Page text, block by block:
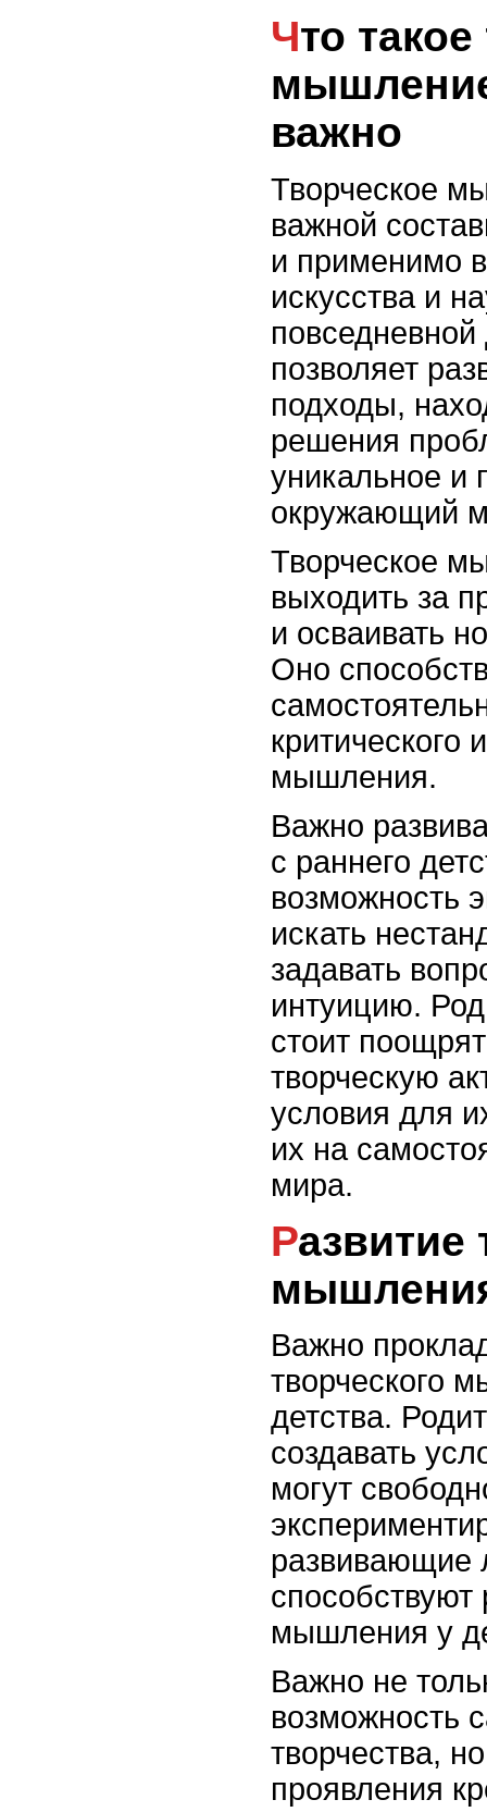
Что такое творческое
важно
Творческое
важной
и применимо
искусства и
позволяет
подходы,
решения
уникальное и
окружающий
Творческое
выходить за
и осваивать
Оно
критического
мышления.
Важно
с раннего
возможность
искать
задавать
интуицию.
стоит
творческую
условия для
их на
мира.
Развитие творческого
Важно
творческого
детства.
создавать
могут
развивающие
способствуют
мышления у
Важно не
возможность
творчества,
проявления